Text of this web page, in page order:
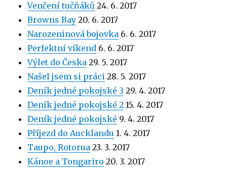
Venčení tučňáků 24. 6. 2017
Browns Bay 20. 6. 2017
Narozeninová bojovka 6. 6. 2017
Perfektní víkend 6. 6. 2017
Výlet do Česka 29. 5. 2017
Našel jsem si práci 28. 5. 2017
Deník jedné pokojské 3 29. 4. 2017
Deník jedné pokojské 2 15. 4. 2017
Deník jedné pokojské 9. 4. 2017
Příjezd do Aucklandu 1. 4. 2017
Taupo, Rotorua 23. 3. 2017
Kánoe a Tongariro 20. 3. 2017